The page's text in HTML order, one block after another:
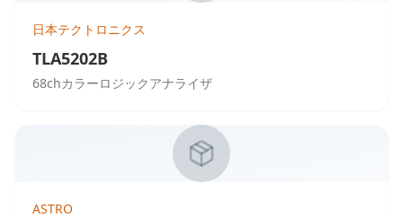
日本テクトロニクス
TLA5202B
68chカラーロジックアナライザ
ASTRO